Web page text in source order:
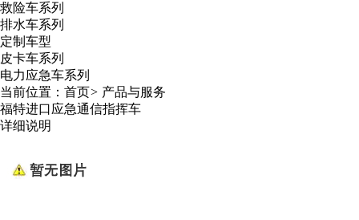
救险车系列
排水车系列
定制车型
皮卡车系列
电力应急车系列
当前位置： 首页> 产品与服务
福特进口应急通信指挥车
详细说明